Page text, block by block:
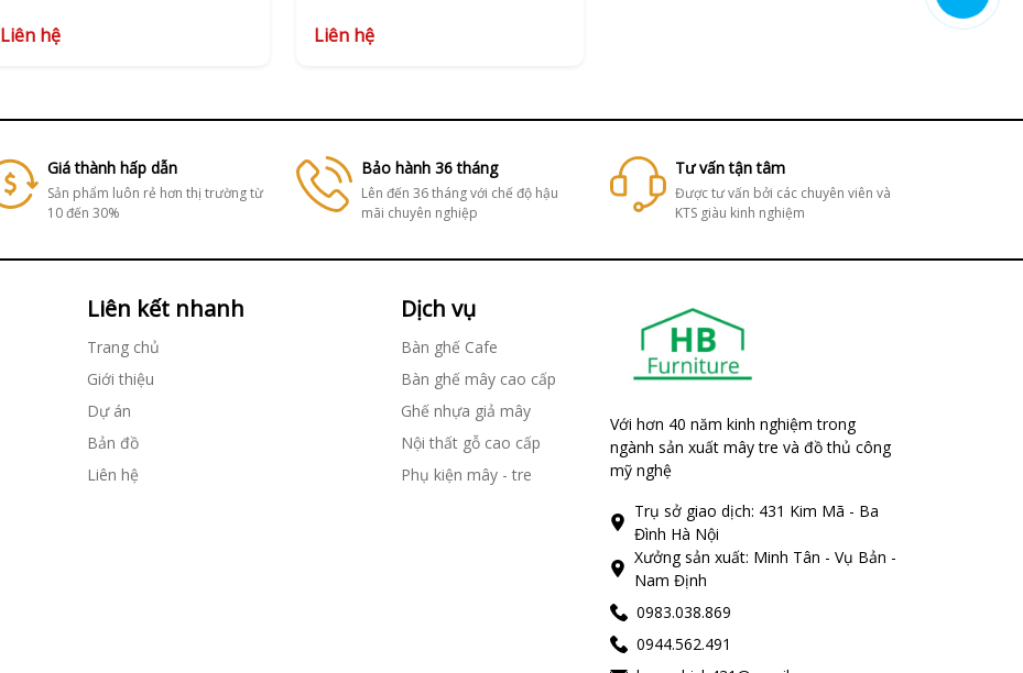
Liên hệ
Liên hệ
Giá thành hấp dẫn
Sản phẩm luôn rẻ hơn thị trường từ
10 đến 30%
Bảo hành 36 tháng
Lên đến 36 tháng với chế độ hậu
mãi chuyên nghiệp
Tư vấn tận tâm
Được tư vấn bởi các chuyên viên và
KTS giàu kinh nghiệm
Liên kết nhanh
Trang chủ
Giới thiệu
Dự án
Bản đồ
Liên hệ
Dịch vụ
Bàn ghế Cafe
Bàn ghế mây cao cấp
Ghế nhựa giả mây
Nội thất gỗ cao cấp
Phụ kiện mây - tre
Với hơn 40 năm kinh nghiệm trong
ngành sản xuất mây tre và đồ thủ công
mỹ nghệ
Trụ sở giao dịch: 431 Kim Mã - Ba
Đình Hà Nội
Xưởng sản xuất: Minh Tân - Vụ Bản -
Nam Định
0983.038.869
0944.562.491